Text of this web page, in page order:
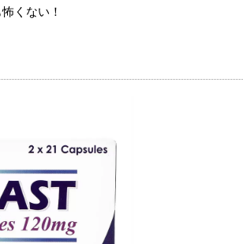
くない！